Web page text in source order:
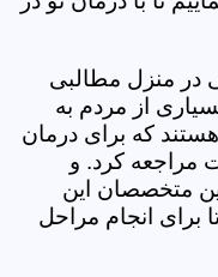
در منزل مطالبی
از مردم به
که برای درمان
مراجعه کرد. و
متخصصان این
انجام مراحل